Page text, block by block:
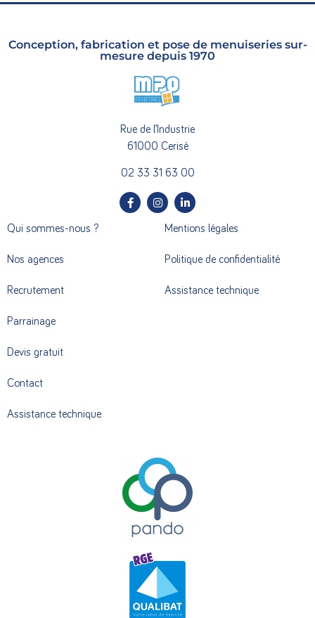
Conception, fabrication et pose de menuiseries sur-
mesure depuis 1970
Rue de l’Industrie
61000 Cerisé
02 33 31 63 00
Qui sommes-nous ?
Nos agences
Recrutement
Parrainage
Devis gratuit
Contact
Assistance technique
Mentions légales
Politique de confidentialité
Assistance technique